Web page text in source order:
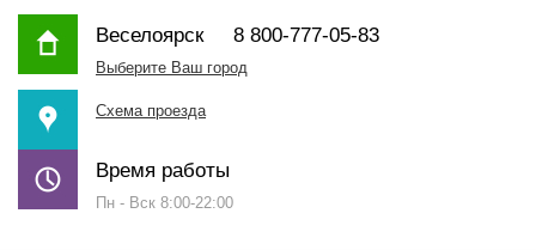
Веселоярск8 800-777-05-83
Выберите Ваш город
Схема проезда
Время работы
Пн - Вск 8:00-22:00